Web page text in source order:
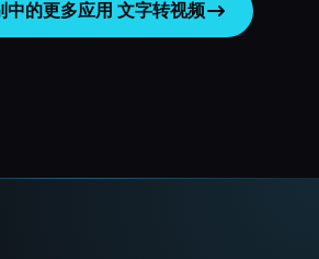
中的更多应用 文字转视频